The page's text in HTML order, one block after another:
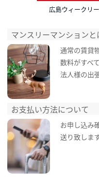
広島ウィークリ
マンスリーマンションと
通常の賃貸
数料がすべ
法人様の出
お支払い方法について
お申し込み
送り致します